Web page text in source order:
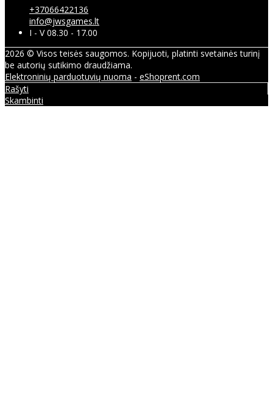
+37066422136
info@jwsgames.lt
I - V 08.30 - 17.00
2026 © Visos teisės saugomos. Kopijuoti, platinti svetainės turinį
be autorių sutikimo draudžiama.
Elektroninių parduotuvių nuoma - eShoprent.com
Rašyti
Skambinti